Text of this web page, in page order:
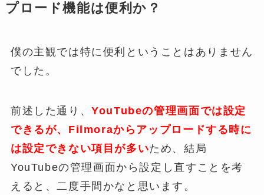
プロード機能は便利か？
僕の主観では特に便利ということはありません
でした。
前述した通り、YouTubeの管理画面では設定
できるが、Filmoraからアップロードする時に
は設定できない項目が多いため、結局
YouTubeの管理画面から設定し直すことを考
えると、二度手間かなと思います。